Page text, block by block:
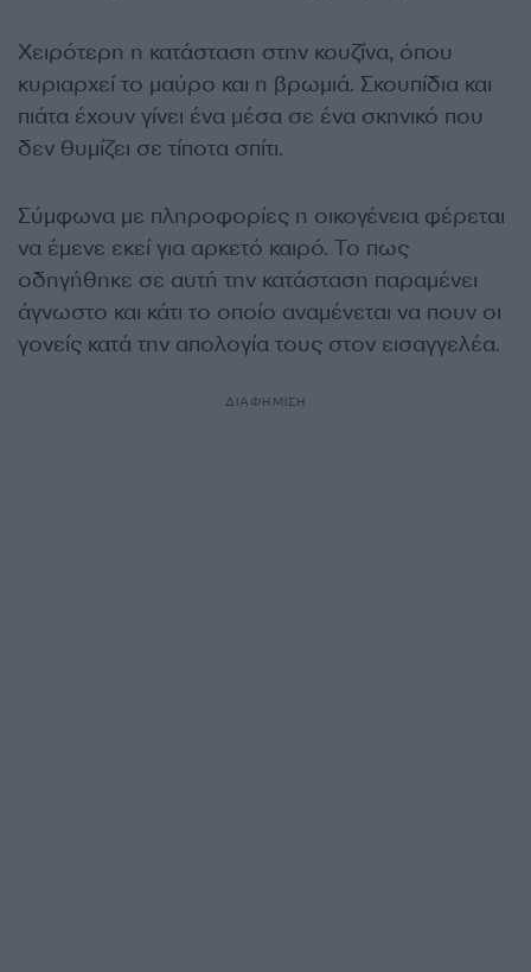
Χειρότερη η κατάσταση στην κουζίνα, όπου
κυριαρχεί το μαύρο και η βρωμιά. Σκουπίδια και
πιάτα έχουν γίνει ένα μέσα σε ένα σκηνικό που
δεν θυμίζει σε τίποτα σπίτι.
Σύμφωνα με πληροφορίες η οικογένεια φέρεται
να έμενε εκεί για αρκετό καιρό. Το πως
οδηγήθηκε σε αυτή την κατάσταση παραμένει
άγνωστο και κάτι το οποίο αναμένεται να πουν οι
γονείς κατά την απολογία τους στον εισαγγελέα.
ΔΙΑΦΗΜΙΣΗ